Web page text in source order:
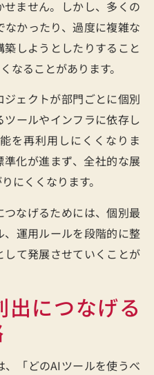
ません。しかし、多くの
かったり、過度に複雑な
しようとしたりすること
なることがあります。
ェクトが部門ごとに個別
ールやインフラに依存し
を再利用しにくくなりま
化が進まず、全社的な展
にくくなります。
なげるためには、個別最
運用ルールを段階的に整
て発展させていくことが
につなげる
「どのAIツールを使うべ